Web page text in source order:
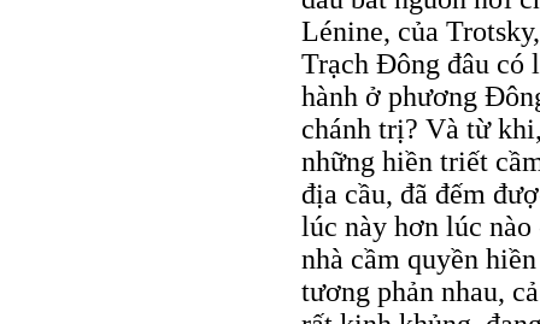
Lénine, của
Trạch Đông đâu có
hành ở phương
chánh trị? Và từ
những hiền triết
địa cầu, đã đếm
lúc này hơn lúc
nhà cầm quyền
tương phản nhau,